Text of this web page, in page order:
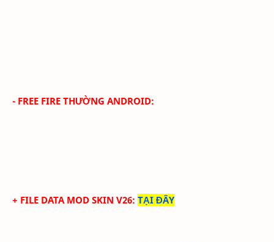
- FREE FIRE THƯỜNG ANDROID:
+ FILE DATA MOD SKIN V26: TẠI ĐÂY